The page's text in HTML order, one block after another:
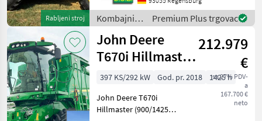
Rabljeni stroj
odmah korištenje dobro
održavano stanje Bord
kompjuter, Hidr
Kombajni /
John Deere
Premium Plus trgovac
John Deere
T670i Hillmaster
6 straw walker,
9.15 m 630X Var
212.979
€
sa 27% PDV-
a
167.700 €
neto
397 KS/292 kW God. pr. 2018
1425 h
John Deere T670i
Hillmaster (900/1425